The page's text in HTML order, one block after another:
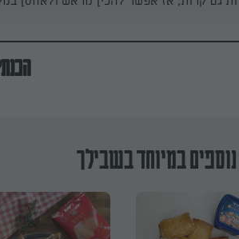
במיוחד בשבילך